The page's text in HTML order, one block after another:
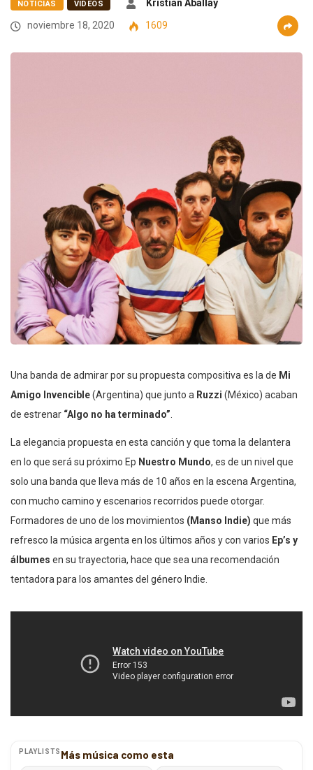
NOTICIAS VIDEOS
Kristian Aballay
noviembre 18, 2020
1609
Una banda de admirar por su propuesta compositiva es la de Mi
Amigo Invencible(Argentina) que junto a Ruzzi (México) acaban
de estrenar “Algo no ha terminado”
La elegancia propuesta en esta canción y que toma la delantera
en lo que será su próximo Ep Nuestro Mundo, es de un nivel que
solo una banda que lleva más de 10 años en la escena Argentina,
con mucho camino y escenarios recorridos puede otorgar.
Formadores de uno de los movimientos (Manso Indie) que más
refresco la música argenta en los últimos años y con varios Ep’s y
álbumes en su trayectoria, hace que sea una recomendación
tentadora para los amantes del género Indie.
PLAYLISTS Más música como esta